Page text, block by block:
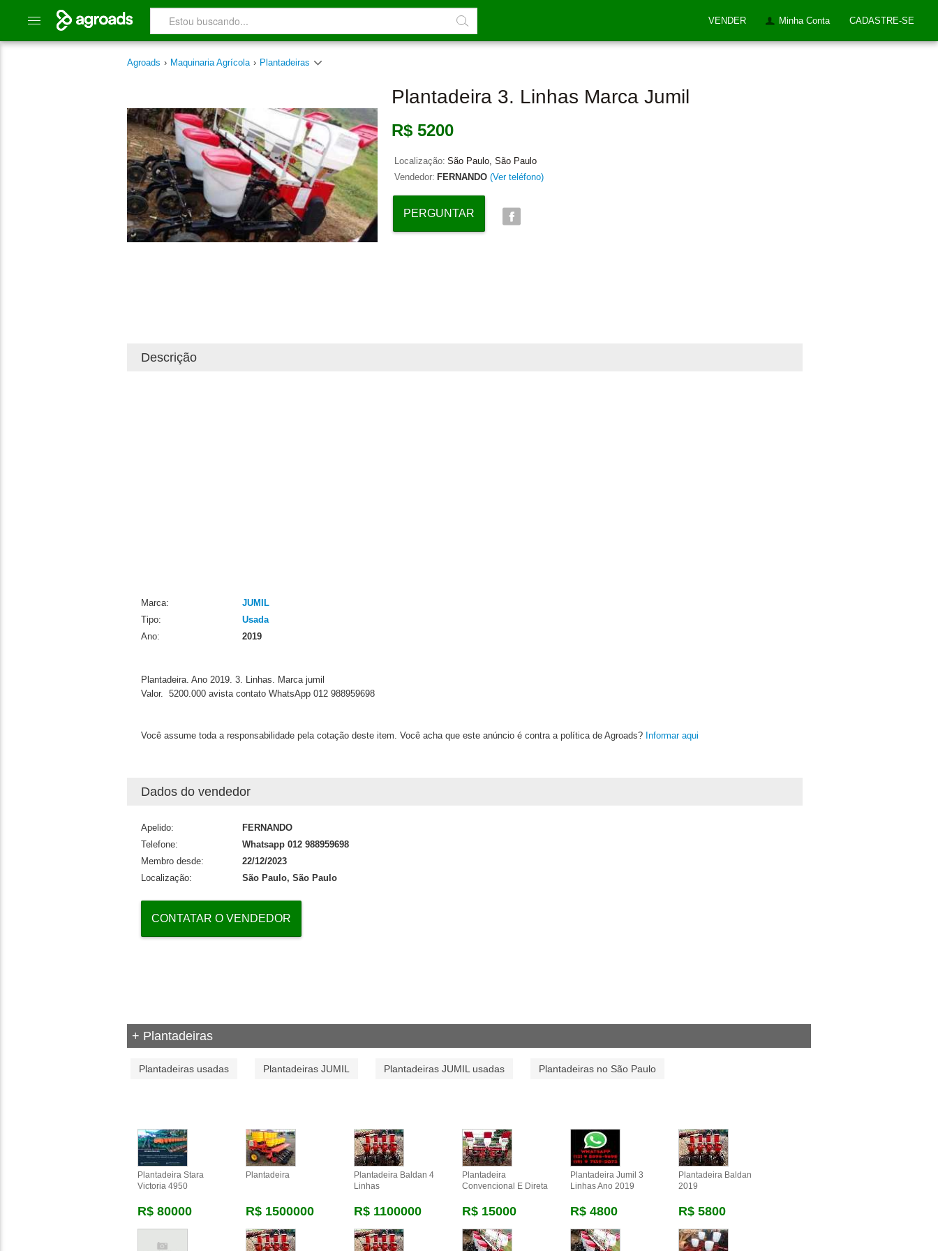
VENDER Minha Conta CADASTRE-SE
Agroads › Maquinaria Agrícola › Plantadeiras
Plantadeira 3. Linhas Marca Jumil
R$ 5200
Localização: São Paulo, São Paulo
Vendedor: FERNANDO (Ver teléfono)
PERGUNTAR
Descrição
Marca:
JUMIL
Tipo:
Usada
Ano:
2019
Plantadeira. Ano 2019. 3. Linhas. Marca jumil
Valor. 5200.000 avista contato WhatsApp 012 988959698
Você assume toda a responsabilidade pela cotação deste item. Você acha que este anúncio é contra a política de Agroads? Informar aqui
Dados do vendedor
Apelido:
FERNANDO
Telefone:
Whatsapp 012 988959698
Membro desde:
22/12/2023
Localização:
São Paulo, São Paulo
CONTATAR O VENDEDOR
+ Plantadeiras
Plantadeiras usadas Plantadeiras JUMIL Plantadeiras JUMIL usadas Plantadeiras no São Paulo
Plantadeira Stara
Victoria 4950
R$ 80000
Plantadeira
R$ 1500000
Plantadeira Baldan 4
Linhas
R$ 1100000
Plantadeira
Convencional E Direta
R$ 15000
Plantadeira Jumil 3
Linhas Ano 2019
R$ 4800
Plantadeira Baldan
2019
R$ 5800